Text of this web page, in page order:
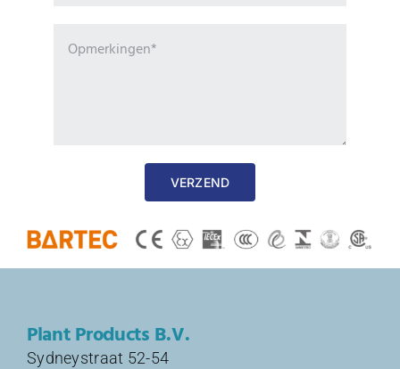
VERZEND
Plant Products B.V.
Sydneystraat 52-54